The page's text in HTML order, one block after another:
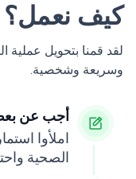
كيف نعمل؟
لقد قمنا بتحويل عملية
وسريعة وشخصية.
أجب عن
املأوا
الصحية